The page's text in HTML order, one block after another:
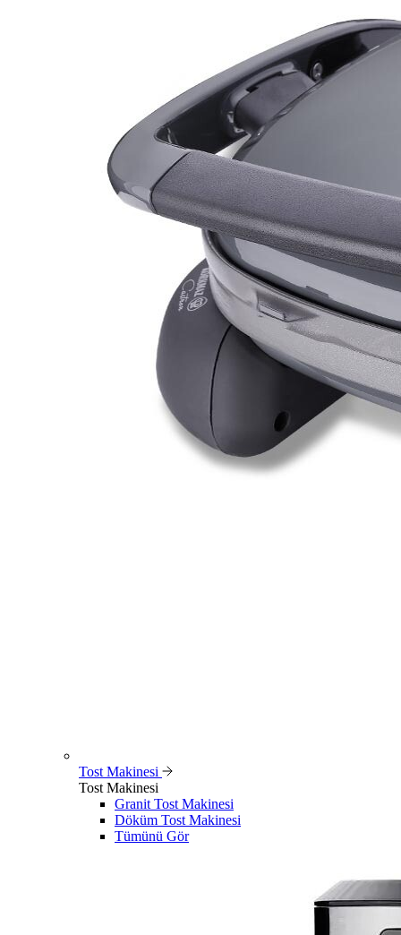
Tost Makinesi
Tost Makinesi
Granit Tost Makinesi
Döküm Tost Makinesi
Tümünü Gör